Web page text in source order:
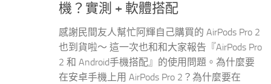
機？實測 + 軟體搭配
感謝民間友人幫忙阿輝自己購買的 AirPods Pro 2
也到貨啦～ 這一次也和和大家報告『AirPods Pro
2 和 Android手機搭配』的使用問題。為什麼要
在安卓手機上用 AirPods Pro 2？為什麼要在